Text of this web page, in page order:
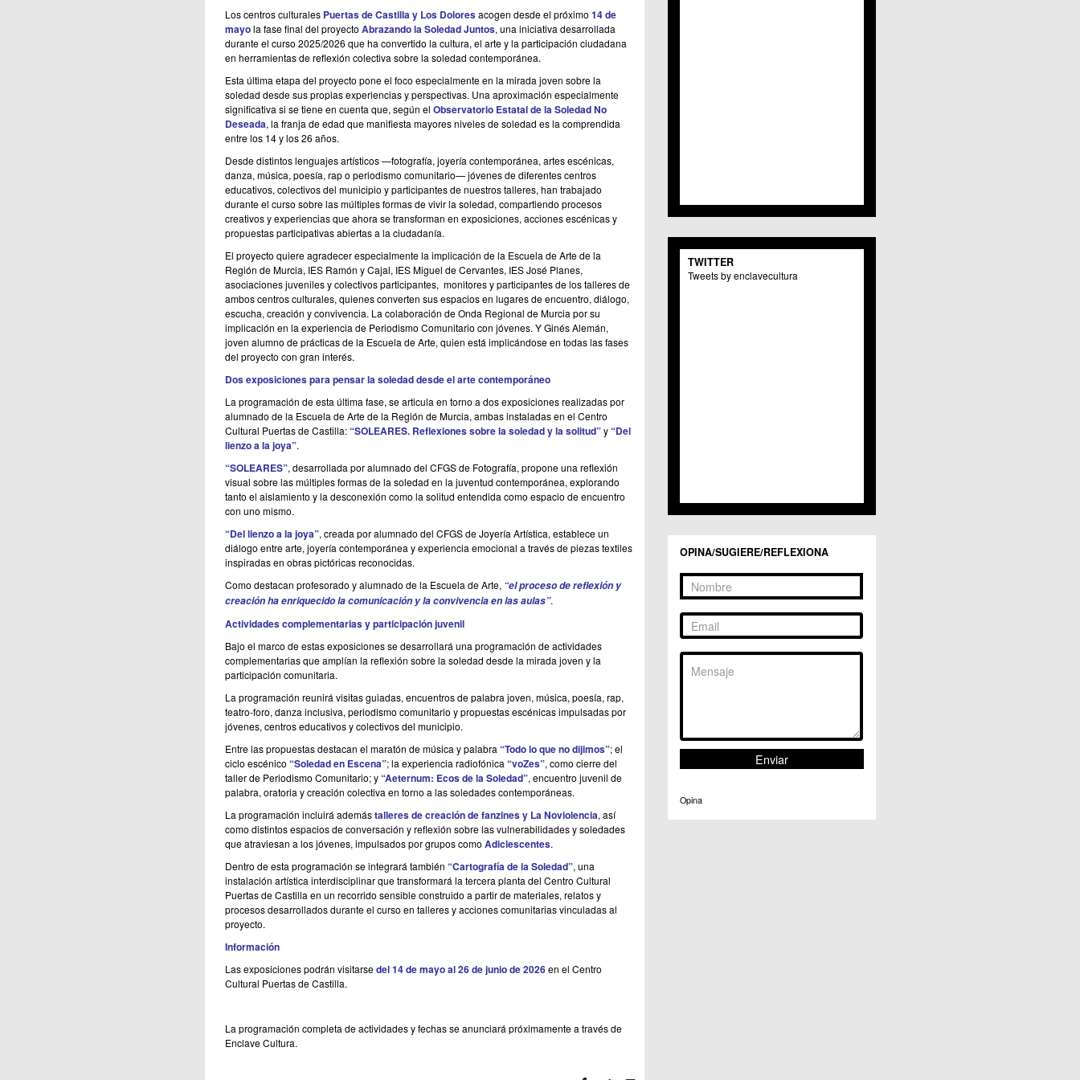
Los centros culturalesPuertas de Castilla y Los Doloresacogen desde el próximo 14 de
mayola fase final del proyecto Abrazando la Soledad Juntos, una iniciativa desarrollada
durante el curso 2025/2026 que ha convertido la cultura, el arte y la participación ciudadana
en herramientas de reflexión colectiva sobre la soledad contemporánea.
Esta última etapa del proyecto pone el foco especialmente en la mirada joven sobre la
soledad desde sus propias experiencias y perspectivas. Una aproximación especialmente
significativa si se tiene en cuenta que, según el Observatorio Estatal de la Soledad No
Deseada, la franja de edad que manifiesta mayores niveles de soledad es la comprendida
entre los 14 y los 26 años.
Desde distintos lenguajes artísticos —fotografía, joyería contemporánea, artes escénicas,
danza, música, poesía, rap o periodismo comunitario— jóvenes de diferentes centros
educativos, colectivos del municipio y participantes de nuestros talleres, han trabajado
durante el curso sobre las múltiples formas de vivir la soledad, compartiendo procesos
creativos y experiencias que ahora se transforman en exposiciones, acciones escénicas y
propuestas participativas abiertas a la ciudadanía.
El proyecto quiere agradecer especialmente la implicación de la Escuela de Arte de la
Región de Murcia, IES Ramón y Cajal, IES Miguel de Cervantes, IES José Planes,
asociaciones juveniles y colectivos participantes, monitores y participantes de los talleres de
ambos centros culturales, quienes converten sus espacios en lugares de encuentro, diálogo,
escucha, creación y convivencia. La colaboración de Onda Regional de Murcia por su
implicación en la experiencia de Periodismo Comunitario con jóvenes. Y Ginés Alemán,
joven alumno de prácticas de la Escuela de Arte, quien está implicándose en todas las fases
del proyecto con gran interés.
Dos exposiciones para pensar la soledad desde el arte contemporáneo
La programación de esta última fase, se articula en torno a dos exposiciones realizadas por
alumnado de la Escuela de Arte de la Región de Murcia, ambas instaladas en el Centro
Cultural Puertas de Castilla:“SOLEARES. Reflexiones sobre la soledad y la solitud”y“Del
lienzo a la joya”.
“SOLEARES”, desarrollada por alumnado del CFGS de Fotografía, propone una reflexión
visual sobre las múltiples formas de la soledad en la juventud contemporánea, explorando
tanto el aislamiento y la desconexión como la solitud entendida como espacio de encuentro
con uno mismo.
“Del lienzo a la joya”, creada por alumnado del CFGS de Joyería Artística, establece un
diálogo entre arte, joyería contemporánea y experiencia emocional a través de piezas textiles
inspiradas en obras pictóricas reconocidas.
Como destacan profesorado y alumnado de la Escuela de Arte, “el proceso de reflexión y
creación ha enriquecido la comunicación y la convivencia en las aulas”.
Actividades complementarias y participación juvenil
Bajo el marco de estas exposiciones se desarrollará una programación de actividades
complementarias que amplían la reflexión sobre la soledad desde la mirada joven y la
participación comunitaria.
La programación reunirá visitas guiadas, encuentros de palabra joven, música, poesía, rap,
teatro-foro, danza inclusiva, periodismo comunitario y propuestas escénicas impulsadas por
jóvenes, centros educativos y colectivos del municipio.
Entre las propuestas destacan el maratón de música y palabra “Todo lo que no dijimos”; el
ciclo escénico “Soledad en Escena”; la experiencia radiofónica “voZes”, como cierre del
taller de Periodismo Comunitario; y“Aeternum: Ecos de la Soledad”, encuentro juvenil de
palabra, oratoria y creación colectiva en torno a las soledades contemporáneas.
La programación incluirá ademástalleres de creación de fanzines y La Noviolencia, así
como distintos espacios de conversación y reflexión sobre las vulnerabilidades y soledades
que atraviesan a los jóvenes, impulsados por grupos como Adiclescentes.
Dentro de esta programación se integrará también “Cartografía de la Soledad”, una
instalación artística interdisciplinar que transformará la tercera planta del Centro Cultural
Puertas de Castilla en un recorrido sensible construido a partir de materiales, relatos y
procesos desarrollados durante el curso en talleres y acciones comunitarias vinculadas al
proyecto.
Información
Las exposiciones podrán visitarsedel 14 de mayo al 26 de junio de 2026en el Centro
Cultural Puertas de Castilla.
La programación completa de actividades y fechas se anunciará próximamente a través de
Enclave Cultura.
C.C.S. La Paz
C.M. El Carmen
Centros Culturales
C.C. Puertas de Castilla
C.C. Zarandona
TWITTER
Tweets by enclavecultura
OPINA/SUGIERE/REFLEXIONA
Opina